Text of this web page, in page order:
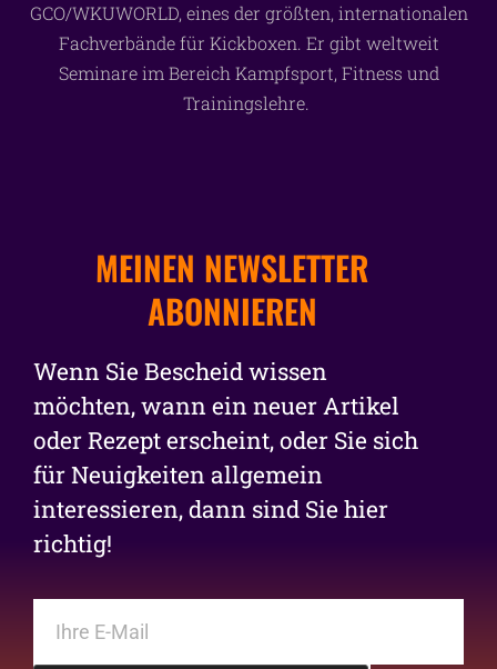
GCO/WKUWORLD, eines der größten, internationalen
Fachverbände für Kickboxen. Er gibt weltweit
Seminare im Bereich Kampfsport, Fitness und
Trainingslehre.
MEINEN NEWSLETTER
ABONNIEREN
Wenn Sie Bescheid wissen
möchten, wann ein neuer Artikel
oder Rezept erscheint, oder Sie sich
für Neuigkeiten allgemein
interessieren, dann sind Sie hier
richtig!